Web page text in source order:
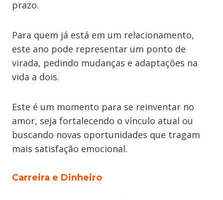
prazo.
Para quem já está em um relacionamento,
este ano pode representar um ponto de
virada, pedindo mudanças e adaptações na
vida a dois.
Este é um momento para se reinventar no
amor, seja fortalecendo o vínculo atual ou
buscando novas oportunidades que tragam
mais satisfação emocional.
Carreira e Dinheiro